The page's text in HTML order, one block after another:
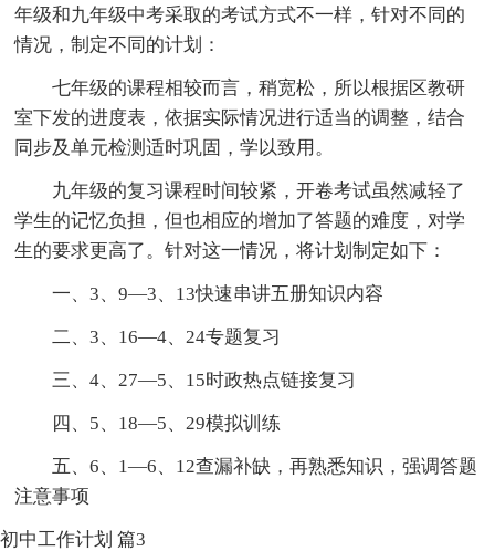
年级和九年级中考采取的考试方式不一样，针对不同的
情况，制定不同的计划：
七年级的课程相较而言，稍宽松，所以根据区教研
室下发的进度表，依据实际情况进行适当的调整，结合
同步及单元检测适时巩固，学以致用。
九年级的复习课程时间较紧，开卷考试虽然减轻了
学生的记忆负担，但也相应的增加了答题的难度，对学
生的要求更高了。针对这一情况，将计划制定如下：
一、3、9—3、13快速串讲五册知识内容
二、3、16—4、24专题复习
三、4、27—5、15时政热点链接复习
四、5、18—5、29模拟训练
五、6、1—6、12查漏补缺，再熟悉知识，强调答题
注意事项
初中工作计划 篇3